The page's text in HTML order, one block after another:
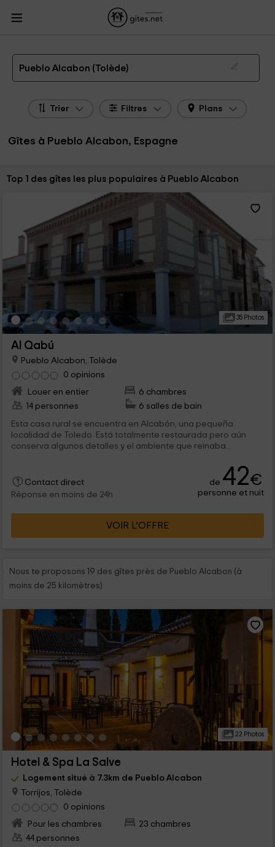
Gites Castille-La Manche
Pueblo Alcabon
Pueblo Alcabon (Tolède)
Trier Filtres Plans
Gîtes à Pueblo Alcabon, Espagne
Trier par:
Top 1 des gîtes les plus populaires à Pueblo Alcabon
35 Photos
Al Qabú
Pueblo Alcabon, Tolède
0 opinions
Louer en entier
6 chambres
14 personnes
6 salles de bain
Esta casa rural se encuentra en Alcabón, una pequeña
localidad de Toledo. Está totalmente restaurada pero aún
conserva algunos detalles y el ambiente que reinaba...
Contact direct
Réponse en moins de 24h
de 42€
personne et nuit
VOIR L’OFFRE
Nous te proposons 19 des gîtes près de Pueblo Alcabon (à
moins de 25 kilomètres)
22 Photos
Hotel & Spa La Salve
Logement situé à 7.3km de Pueblo Alcabon
Torrijos, Tolède
0 opinions
Pour les chambres
23 chambres
44 personnes